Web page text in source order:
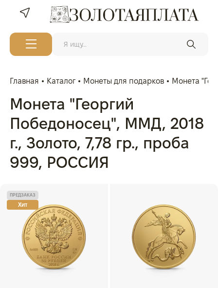
Главная Каталог Монеты для подарков Монета
Монета "Георгий
Победоносец", ММД, 2018
г., Золото, 7,78 гр., проба
999, РОССИЯ
ПРЕДЗАКАЗ
Хит